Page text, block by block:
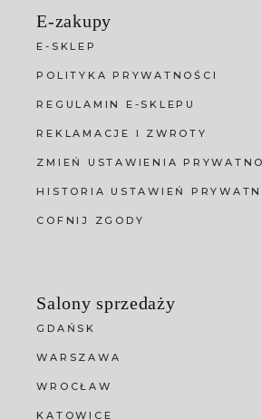
E-zakupy
E-SKLEP
POLITYKA PRYWATNOŚCI
REGULAMIN E-SKLEPU
REKLAMACJE I ZWROTY
ZMIEŃ USTAWIENIA
HISTORIA USTAWIEŃ
COFNIJ ZGODY
Salony sprzedaży
GDAŃSK
WARSZAWA
WROCŁAW
KATOWICE